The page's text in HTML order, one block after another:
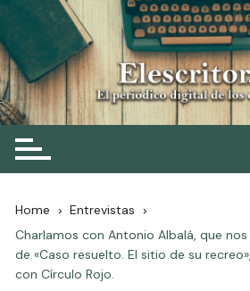
Skip
to
content
Elescritor.es
El periódico digital de los escritores
Home
Entrevistas
Charlamos con Antonio Albalá, que
de «Caso resuelto. El sitio de su
con Círculo Rojo.